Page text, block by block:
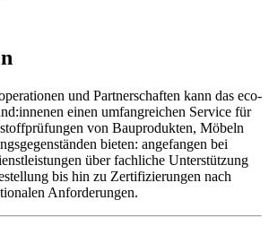
und Partnerschaften kann das eco-
einen umfangreichen Service für
von Bauprodukten, Möbeln
bieten: angefangen bei
über fachliche Unterstützung
bis hin zu Zertifizierungen nach
Anforderungen.